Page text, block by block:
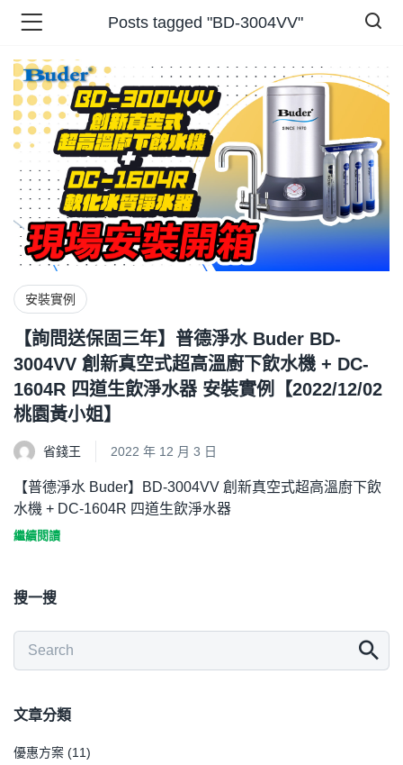
)
)
)
Posts tagged "BD-3004VV"
安裝實例
【詢問送保固三年】普德淨水 Buder BD-
3004VV 創新真空式超高溫廚下飲水機 + DC-
1604R 四道生飲淨水器 安裝實例【2022/12/02
桃園黃小姐】
省錢王 2022 年 12 月 3 日
【普德淨水 Buder】BD-3004VV 創新真空式超高溫廚下飲
水機 + DC-1604R 四道生飲淨水器
繼續閱讀
搜一搜
文章分類
優惠方案 (11)